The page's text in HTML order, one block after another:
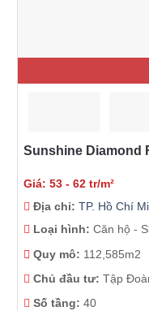
Sunshine Diamond
Giá: 53 - 62 tr/m²
Địa chỉ: TP. Hồ Chí
Loại hình: Căn hộ -
Quy mô: 112,585m2
Chủ đầu tư: Tập
Số tầng: 40